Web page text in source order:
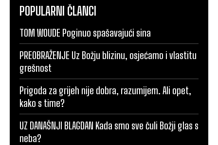
POPULARNI ČLANCI
TOM WOUDE Poginuo spašavajući sina
PREOBRAŽENJE Uz Božju blizinu, osjećamo i vlastitu
grešnost
Prigoda za grijeh nije dobra, razumijem. Ali opet,
kako s time?
UZ DANAŠNJI BLAGDAN Kada smo sve čuli Božji glas s
neba?